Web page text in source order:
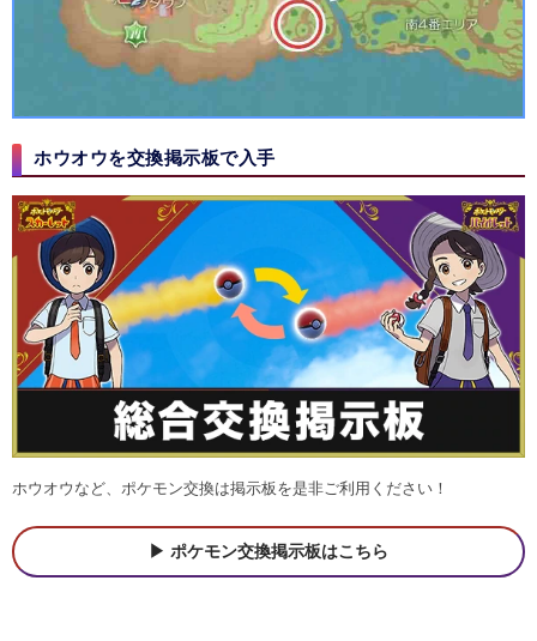
ホウオウを交換掲示板で入手
ホウオウなど、ポケモン交換は掲示板を是非ご利用ください！
ポケモン交換掲示板はこちら